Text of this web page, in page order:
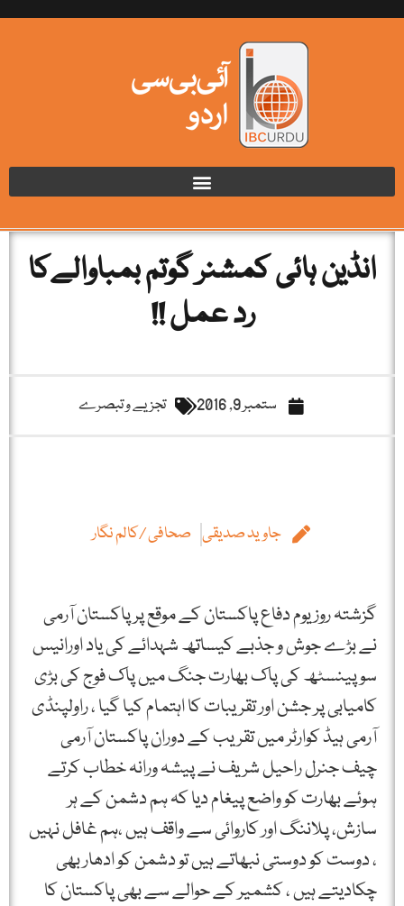
انڈین ہائی کمشنر گوتم بمباوالےکا
رد عمل !!
ستمبر 9, 2016 تجزیے و تبصرے
جاوید صدیقی صحافی /کالم نگار
گزشتہ روز یوم دفاع پاکستان کے موقع پر پاکستان آرمی
نے بڑے جوش و جذبے کیساتھ شہدائے کی یاد اورانیس
سو پینسٹھ کی پاک بھارت جنگ میں پاک فوج کی بڑی
کامیابی پر جشن اور تقریبات کا اہتمام کیا گیا ، راولپنڈی
آرمی ہیڈ کوارٹر میں تقریب کے دوران پاکستان آرمی
چیف جنرل راحیل شریف نے پیشہ ورانہ خطاب کرتے
ہوئے بھارت کو واضع پیغام دیا کہ ہم دشمن کے ہر
سازش، پلاننگ اور کاروائی سے واقف ہیں ،ہم غافل نہیں
، دوست کو دوستی نبھاتے ہیں تو دشمن کو ادھار بھی
چکادیتے ہیں ، کشمیر کے حوالے سے بھی پاکستان کا